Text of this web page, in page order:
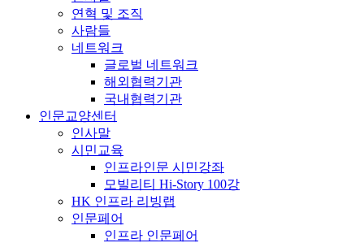
연혁 및 조직
사람들
네트워크
글로벌 네트워크
해외협력기관
국내협력기관
인문교양센터
인사말
시민교육
인프라인문 시민강좌
모빌리티 Hi-Story 100강
HK 인프라 리빙랩
인문페어
인프라 인문페어